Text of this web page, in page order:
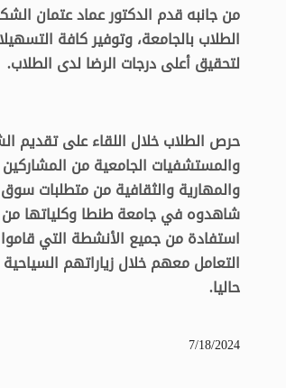
من جانبه قدم الدكتور عماد عتمان
الطلاب بالجامعة، وتوفير كافة
لتحقيق أعلى درجات الرضا لدى الطلاب.
حرص الطلاب خلال اللقاء على تقديم
والمستشفيات الجامعية من
والمهارية والثقافية من متطلبات
شاهدوه في جامعة طنطا وكلياتها من
استفادة من جميع الأنشطة التي
التعامل معهم خلال زياراتهم
حاليا.
7/18/2024